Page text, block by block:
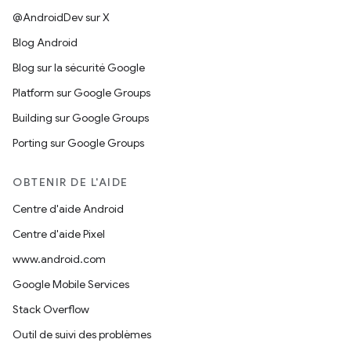
@AndroidDev sur X
Blog Android
Blog sur la sécurité Google
Platform sur Google Groups
Building sur Google Groups
Porting sur Google Groups
OBTENIR DE L'AIDE
Centre d'aide Android
Centre d'aide Pixel
www.android.com
Google Mobile Services
Stack Overflow
Outil de suivi des problèmes